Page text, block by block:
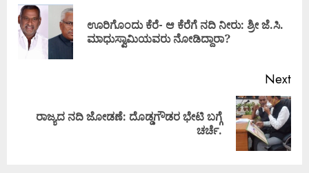
ಊರಿಗೊಂದು ಕೆರೆ- ಆ ಕೆರೆಗೆ ನದಿ ನೀರು: ಶ್ರೀ ಜೆ.ಸಿ.
ಮಾಧುಸ್ವಾಮಿಯವರು ನೋಡಿದ್ದಾರಾ?
Next
ರಾಜ್ಯದ ನದಿ ಜೋಡಣೆ: ದೊಡ್ಡಗೌಡರ ಭೇಟಿ ಬಗ್ಗೆ
ಚರ್ಚೆ.